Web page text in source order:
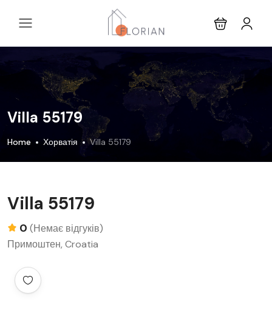
Villa 55179
Home Хорватія Villa 55179
Villa 55179
0 (Немає відгуків)
Примоштен, Croatia